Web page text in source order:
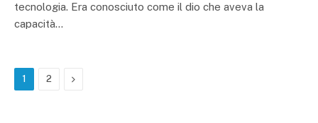
tecnologia. Era conosciuto come il dio che aveva la
capacità…
1 2 Next